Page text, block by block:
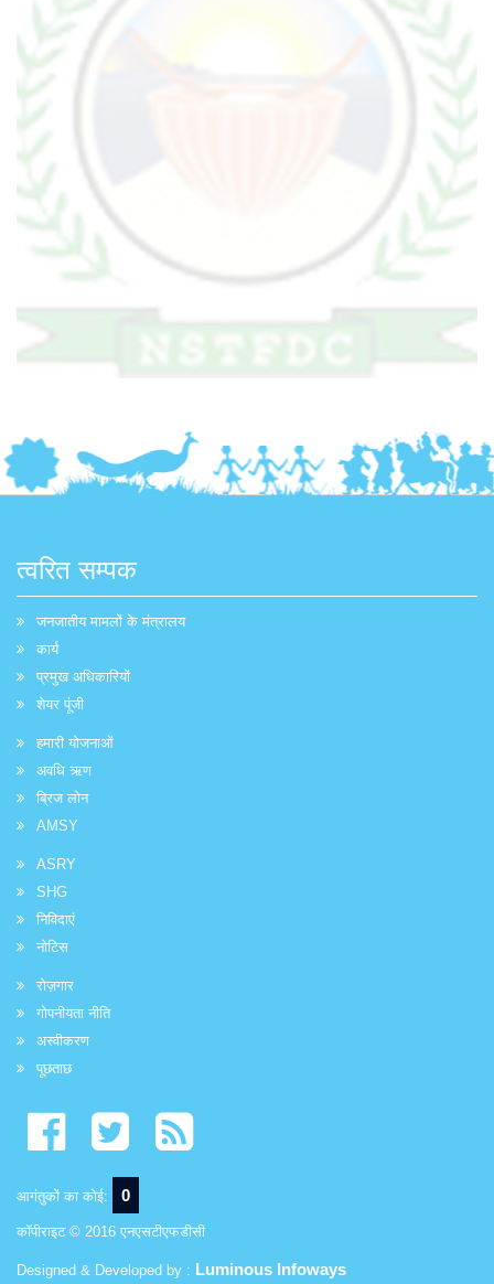
त्वरित सम्पक
जनजातीय मामलों के मंत्रालय
कार्य
प्रमुख अधिकारियों
शेयर पूंजी
हमारी योजनाओं
अवधि ऋण
ब्रिज लोन
AMSY
ASRY
SHG
निविदाएं
नोटिस
रोज़गार
गोपनीयता नीति
अस्वीकरण
पूछताछ
आगंतुकों का कोई: 0
कॉपीराइट © 2016 एनएसटीएफडीसी
Designed & Developed by : Luminous Infoways